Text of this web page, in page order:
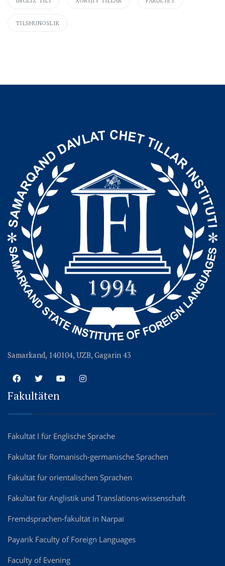
TILSHUNOSLIK
Samarkand, 140104, UZB, Gagarin 43
Fakultäten
Fakultät I für Englische Sprache
Fakultät für Romanisch-germanische Sprachen
Fakultät für orientalischen Sprachen
Fakultät für Anglistik und Translations-wissenschaft
Fremdsprachen-fakultät in Narpai
Payarik Faculty of Foreign Languages
Faculty of Evening